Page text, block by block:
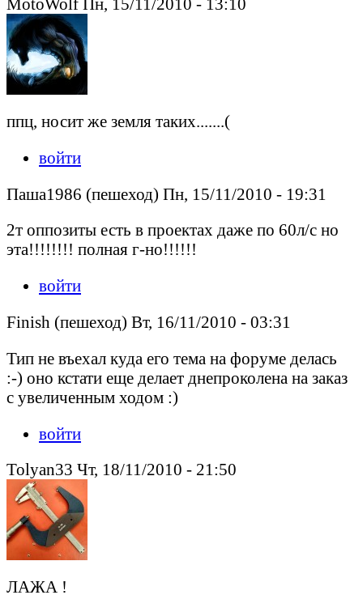
MotoWolf Пн, 15/11/2010 - 13:10
ппц, носит же земля таких.......(
войти
Паша1986 (пешеход) Пн, 15/11/2010 - 19:31
2т оппозиты есть в проектах даже по 60л/с но
эта!!!!!!!! полная г-но!!!!!!
войти
Finish (пешеход) Вт, 16/11/2010 - 03:31
Тип не въехал куда его тема на форуме делась
:-) оно кстати еще делает днепроколена на заказ
с увеличенным ходом :)
войти
Tolyan33 Чт, 18/11/2010 - 21:50
ЛАЖА !